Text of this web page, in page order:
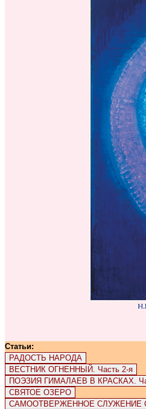
Статьи:
РАДОСТЬ НАРОДА
ВЕСТНИК ОГНЕННЫЙ. Часть 2-я
ПОЭЗИЯ ГИМАЛАЕВ В КРАСКАХ.
СВЯТОЕ ОЗЕРО